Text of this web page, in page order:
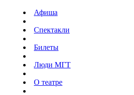
Афиша
Спектакли
Билеты
Люди МГТ
О театре